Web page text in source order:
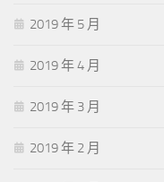
2019 年 5 月
2019 年 4 月
2019 年 3 月
2019 年 2 月